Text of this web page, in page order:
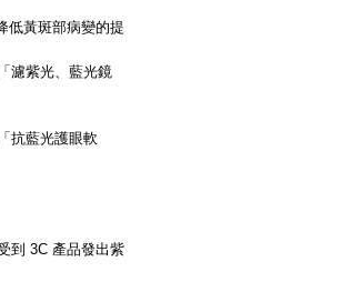
低黃斑部病變的提
「濾紫光、藍光鏡
抗藍光護眼軟
到 3C 產品發出紫